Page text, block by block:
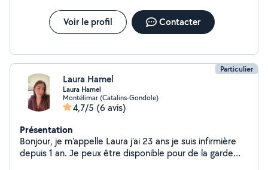
Voir le profil Contacter
Particulier
Laura Hamel
Laura Hamel
Montélimar (Catalins-Gondole)
4,7/5 (6 avis)
Présentation
Bonjour, je m'appelle Laura j'ai 23 ans je suis infirmière
depuis 1 an. Je peux être disponible pour de la garde